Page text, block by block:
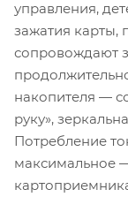
управления,
зажатия карты,
сопровождают
накопителя —
руку»,
Потребление
максимальное